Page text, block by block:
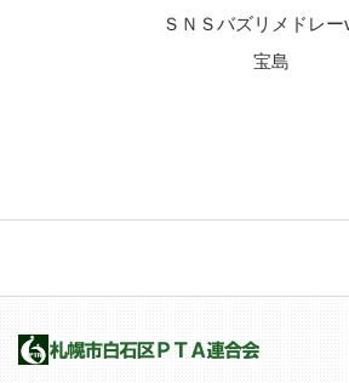
ＳＮＳバズリメドレー
宝島